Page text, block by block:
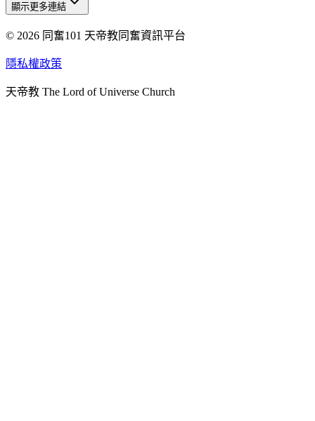
天人研究總院
天人研究學院
天人炁功院
顯示更多連結
© 2026 同奮101 天帝教同奮資訊平台
隱私權政策
天帝教 The Lord of Universe Church